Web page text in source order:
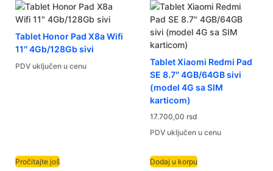
Tablet Honor Pad X8a Wifi
11″ 4Gb/128Gb sivi
PDV uključen u cenu
Pročitajte još
Tablet Xiaomi Redmi Pad
SE 8.7″ 4GB/64GB sivi
(model 4G sa SIM
karticom)
17.700,00 rsd
PDV uključen u cenu
Dodaj u korpu